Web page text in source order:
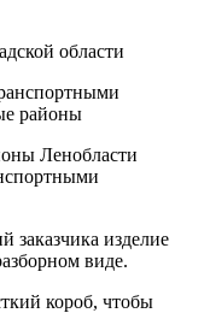
области
районы
Ленобласти
заказчика изделие
виде.
короб, чтобы